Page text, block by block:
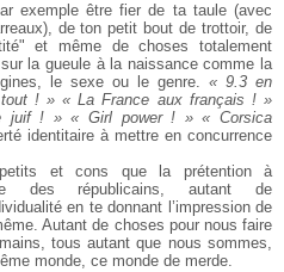
exemple être fier de ta taule (avec
de ton petit bout de trottoir, de
et même de choses totalement
la gueule à la naissance comme la
le sexe ou le genre. « 9.3 en
! » « La France aux français ! »
juif ! » « Girl power ! » « Corsica
identitaire à mettre en concurrence
et cons que la prétention à
des républicains, autant de
en te donnant l’impression de
Autant de choses pour nous faire
tous autant que nous sommes,
monde, ce monde de merde.